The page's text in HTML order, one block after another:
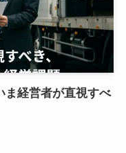
ま経営者が直視すべ